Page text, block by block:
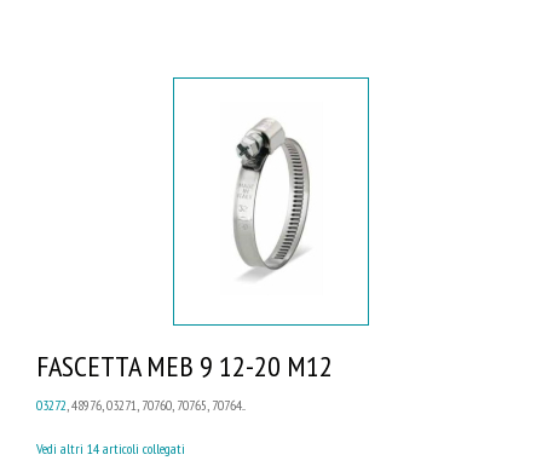
FASCETTA MEB 9 12-20 M12
03272 , 48976, 03271, 70760, 70765, 70764...
Vedi altri 14 articoli collegati